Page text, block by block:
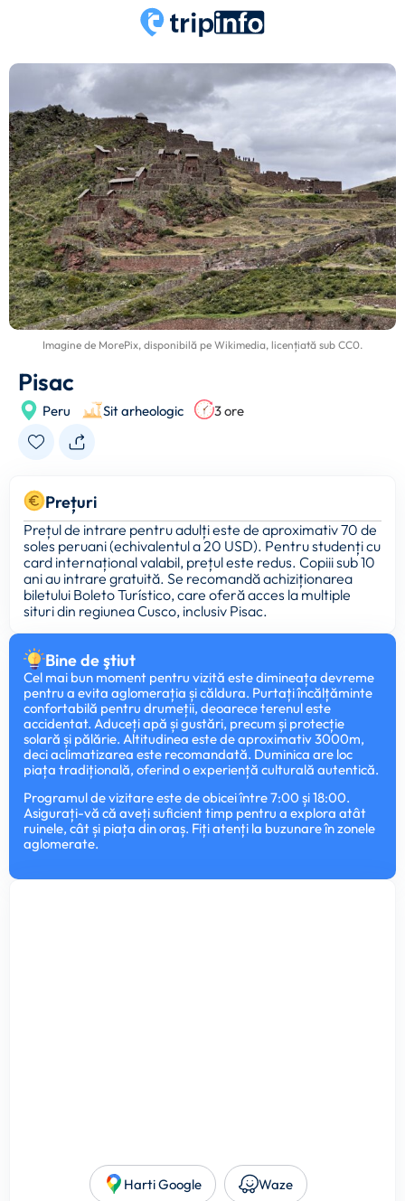
Imagine de MorePix, disponibilă pe Wikimedia, licențiată sub CC0.
Pisac
Peru Sit arheologic 3 ore
Prețuri
Prețul de intrare pentru adulți este de aproximativ 70 de
soles peruani (echivalentul a 20 USD). Pentru studenți cu
card internațional valabil, prețul este redus. Copiii sub 10
ani au intrare gratuită. Se recomandă achiziționarea
biletului Boleto Turístico, care oferă acces la multiple
situri din regiunea Cusco, inclusiv Pisac.
Bine de ştiut
Cel mai bun moment pentru vizită este dimineața devreme
pentru a evita aglomerația și căldura. Purtați încălțăminte
confortabilă pentru drumeții, deoarece terenul este
accidentat. Aduceți apă și gustări, precum și protecție
solară și pălărie. Altitudinea este de aproximativ 3000m,
deci aclimatizarea este recomandată. Duminica are loc
piața tradițională, oferind o experiență culturală autentică.
Programul de vizitare este de obicei între 7:00 și 18:00.
Asigurați-vă că aveți suficient timp pentru a explora atât
ruinele, cât și piața din oraș. Fiți atenți la buzunare în zonele
aglomerate.
Harti Google
Waze